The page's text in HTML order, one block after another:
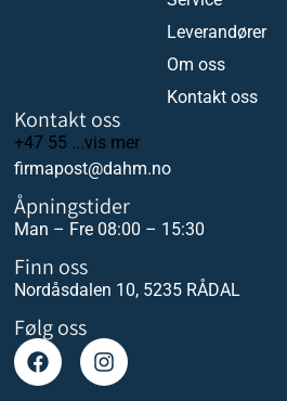
Leverandører
Om oss
Kontakt oss
Kontakt oss
+47 55 ...vis mer
firmapost@dahm.no
Åpningstider
Man – Fre 08:00 – 15:30
Finn oss
Nordåsdalen 10, 5235 RÅDAL
Følg oss